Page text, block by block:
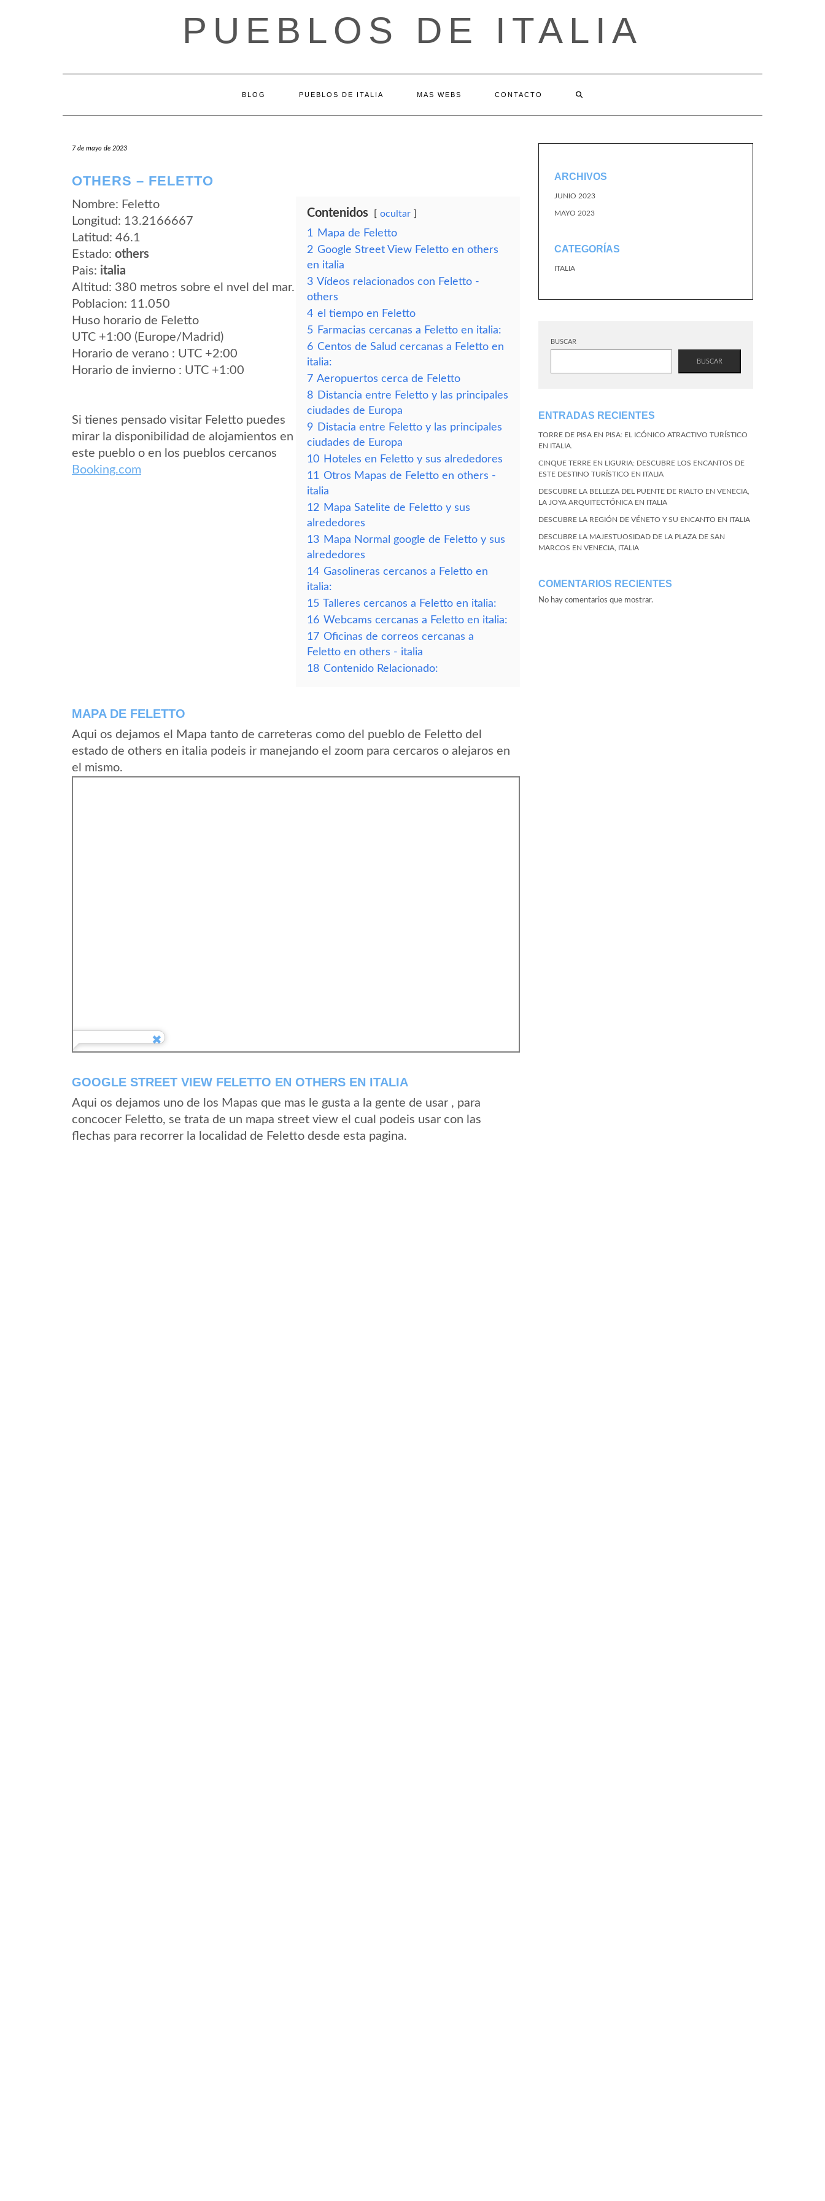
PUEBLOS DE ITALIA
BLOG PUEBLOS DE ITALIA MAS WEBS CONTACTO
7 de mayo de 2023
OTHERS – FELETTO
Nombre: Feletto
Longitud: 13.2166667
Latitud: 46.1
Estado: others
Pais: italia
Altitud: 380 metros sobre el nvel del mar.
Poblacion: 11.050
Huso horario de Feletto
UTC +1:00 (Europe/Madrid)
Horario de verano : UTC +2:00
Horario de invierno : UTC +1:00
Si tienes pensado visitar Feletto puedes
mirar la disponibilidad de alojamientos en
este pueblo o en los pueblos cercanos
Booking.com
Contenidos ocultar
1
Mapa de Feletto
2 Google Street View Feletto en others
en italia
3 Vídeos relacionados con Feletto -
others
4 el tiempo en Feletto
5 Farmacias cercanas a Feletto en italia:
6 Centos de Salud cercanas a Feletto en
italia:
7 Aeropuertos cerca de Feletto
8 Distancia entre Feletto y las principales
ciudades de Europa
9 Distacia entre Feletto y las principales
ciudades de Europa
10 Hoteles en Feletto y sus alrededores
11 Otros Mapas de Feletto en others -
italia
12 Mapa Satelite de Feletto y sus
alrededores
13 Mapa Normal google de Feletto y sus
alrededores
14 Gasolineras cercanos a Feletto en
italia:
15 Talleres cercanos a Feletto en italia:
16 Webcams cercanas a Feletto en italia:
17 Oficinas de correos cercanas a
Feletto en others - italia
18 Contenido Relacionado:
MAPA DE FELETTO
Aqui os dejamos el Mapa tanto de carreteras como del pueblo de Feletto del
estado de others en italia podeis ir manejando el zoom para cercaros o alejaros en
el mismo.
GOOGLE STREET VIEW FELETTO EN OTHERS EN ITALIA
Aqui os dejamos uno de los Mapas que mas le gusta a la gente de usar , para
concocer Feletto, se trata de un mapa street view el cual podeis usar con las
flechas para recorrer la localidad de Feletto desde esta pagina.
ARCHIVOS
JUNIO 2023
MAYO 2023
CATEGORÍAS
ITALIA
BUSCAR
BUSCAR
ENTRADAS RECIENTES
TORRE DE PISA EN PISA: EL ICÓNICO ATRACTIVO TURÍSTICO
EN ITALIA.
CINQUE TERRE EN LIGURIA: DESCUBRE LOS ENCANTOS DE
ESTE DESTINO TURÍSTICO EN ITALIA
DESCUBRE LA BELLEZA DEL PUENTE DE RIALTO EN VENECIA,
LA JOYA ARQUITECTÓNICA EN ITALIA
DESCUBRE LA REGIÓN DE VÉNETO Y SU ENCANTO EN ITALIA
DESCUBRE LA MAJESTUOSIDAD DE LA PLAZA DE SAN
MARCOS EN VENECIA, ITALIA
COMENTARIOS RECIENTES
No hay comentarios que mostrar.